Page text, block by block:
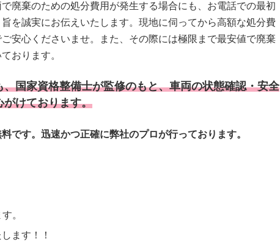
廃棄のための処分費用が発生する場合にも、お電話での最初
を誠実にお伝えいたします。現地に伺ってから高額な処分費
安心くださいませ。また、その際には極限まで最安値で廃棄
おります。
国家資格整備士が監修のもと、車両の状態確認・安全
がけております。
です。迅速かつ正確に弊社のプロが行っております。
。
ます！！